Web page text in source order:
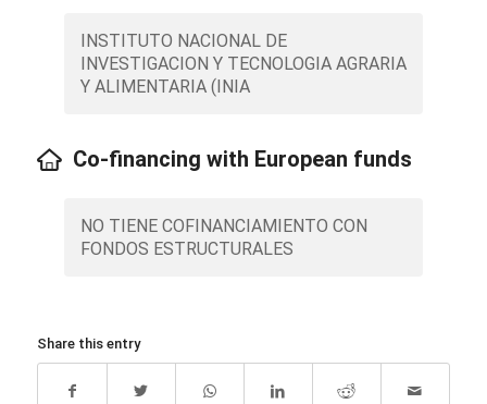
INSTITUTO NACIONAL DE
INVESTIGACION Y TECNOLOGIA AGRARIA
Y ALIMENTARIA (INIA
Co-financing with European funds
NO TIENE COFINANCIAMIENTO CON
FONDOS ESTRUCTURALES
Share this entry